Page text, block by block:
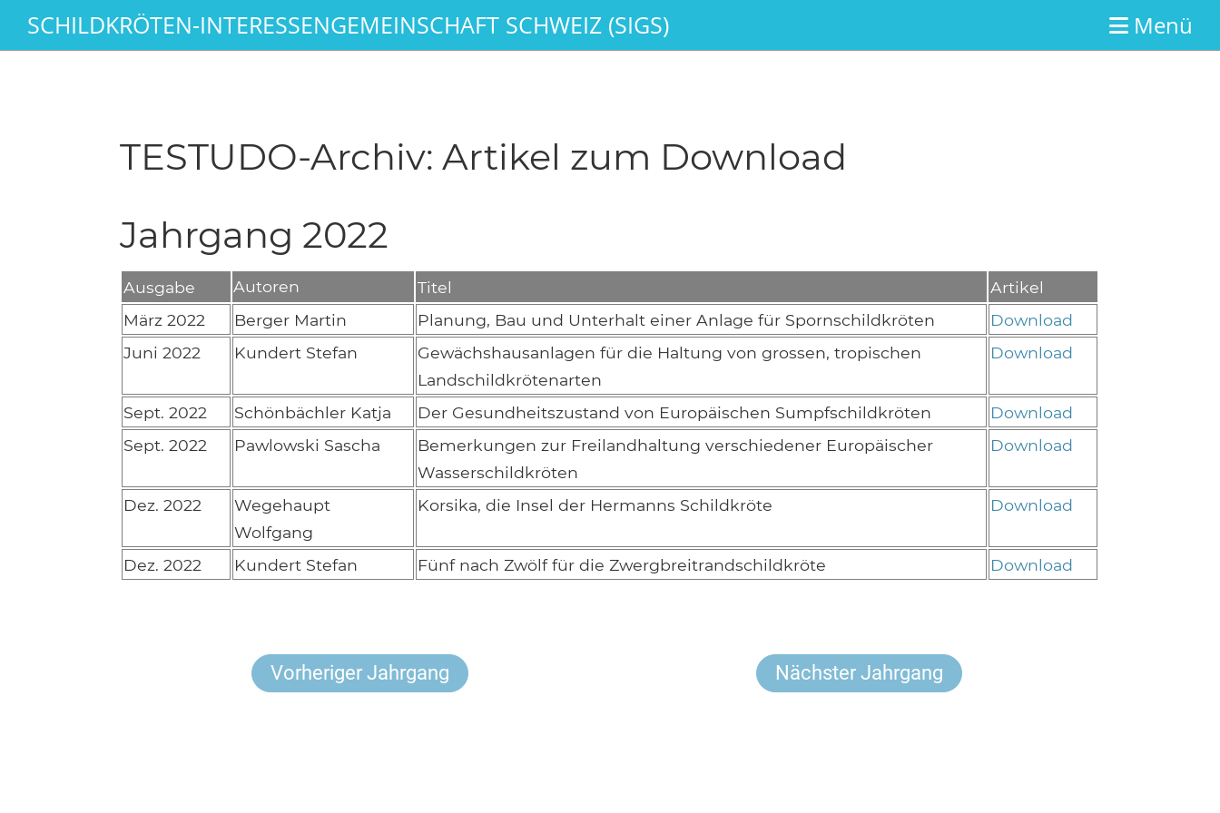
SCHILDKRÖTEN-INTERESSENGEMEINSCHAFT SCHWEIZ (SIGS) Menü
TESTUDO-Archiv: Artikel zum Download
Jahrgang 2022
Ausgabe Autoren Titel
Artikel
März 2022
Berger Martin Planung, Bau und Unterhalt einer Anlage für Spornschildkröten
Download
Juni 2022
Kundert Stefan
Gewächshausanlagen für die Haltung von grossen, tropischen
Landschildkrötenarten
Download
Sept. 2022 Schönbächler Katja Der Gesundheitszustand von Europäischen Sumpfschildkröten
Download
Sept. 2022
Pawlowski Sascha
Bemerkungen zur Freilandhaltung verschiedener Europäischer
Wasserschildkröten
Download
Dez. 2022
Wegehaupt
Wolfgang
Korsika, die Insel der Hermanns Schildkröte Download
Dez. 2022 Kundert Stefan Fünf nach Zwölf für die Zwergbreitrandschildkröte Download
Vorheriger Jahrgang Nächster Jahrgang